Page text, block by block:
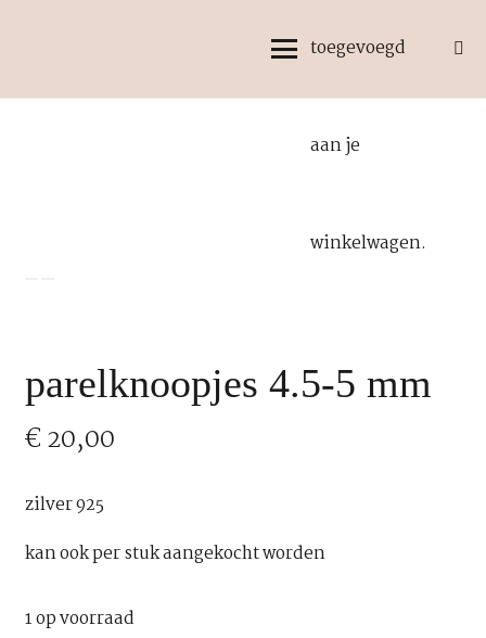
toegevoegd
aan je
winkelwagen.
parelknoopjes 4.5-5 mm
€20,00
zilver 925
kan ook per stuk aangekocht worden
1 op voorraad